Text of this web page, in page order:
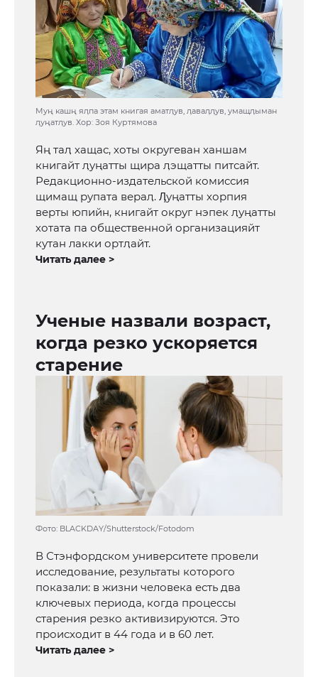
Муң кашң яӆпа этам книгая аматӆув, ӆаваӆӆув, умащӆыман
ӆуңатӆув. Хор: Зоя Куртямова
Яң таӆ хащас, хоты округеван ханшам
книгайт ӆуңатты щира ӆэщатты питсайт.
Редакционно-издательской комиссия
щимащ рупата вераӆ. Ӆуңатты хорпия
верты юпийн, книгайт округ нэпек ӆуңатты
хотата па общественной организацияйт
кутан лакки ортӆайт.
Читать далее >
Ученые назвали возраст,
когда резко ускоряется
старение
Фото: BLACKDAY/Shutterstock/Fotodom
В Стэнфордском университете провели
исследование, результаты которого
показали: в жизни человека есть два
ключевых периода, когда процессы
старения резко активизируются. Это
происходит в 44 года и в 60 лет.
Читать далее >